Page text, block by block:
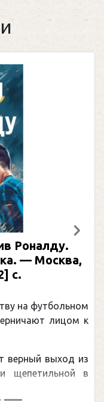
— Москва,
футбольном
лицом к
выход из
в